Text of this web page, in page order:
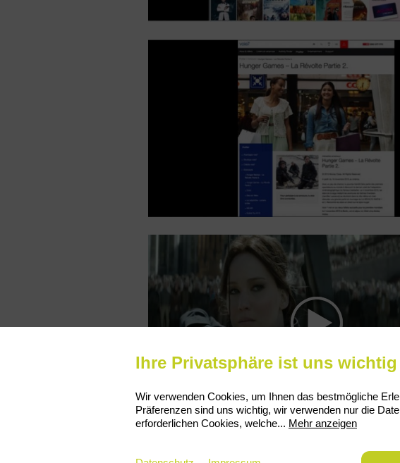
00:00
Ihre Privatsphäre ist uns wichtig
Wir verwenden Cookies, um Ihnen das bestmögliche
Präferenzen sind uns wichtig, wir verwenden nur die
erforderlichen Cookies, welche... Mehr anzeigen